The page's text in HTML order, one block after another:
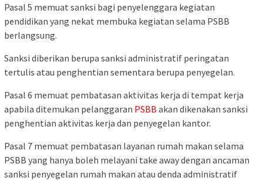
Pasal 5 memuat sanksi bagi penyelenggara kegiatan
pendidikan yang nekat membuka kegiatan selama PSBB
berlangsung.
Sanksi diberikan berupa sanksi administratif peringatan
tertulis atau penghentian sementara berupa penyegelan.
Pasal 6 memuat pembatasan aktivitas kerja di tempat kerja
apabila ditemukan pelanggaran PSBB akan dikenakan sanksi
penghentian aktivitas kerja dan penyegelan kantor.
Pasal 7 memuat pembatasan layanan rumah makan selama
PSBB yang hanya boleh melayani take away dengan ancaman
sanksi penyegelan rumah makan atau denda administratif